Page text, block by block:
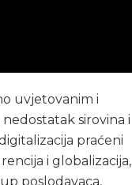
uvjetovanim i
sirovina i
praćeni
i globalizacija,
poslodavaca,